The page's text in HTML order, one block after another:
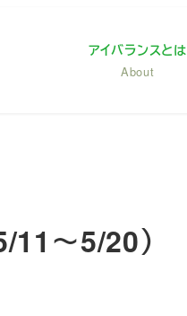
アイバランスとは
About
11～5/20）